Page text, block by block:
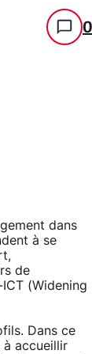
0
dans
à se
de
(Widening
Dans ce
à accueillir